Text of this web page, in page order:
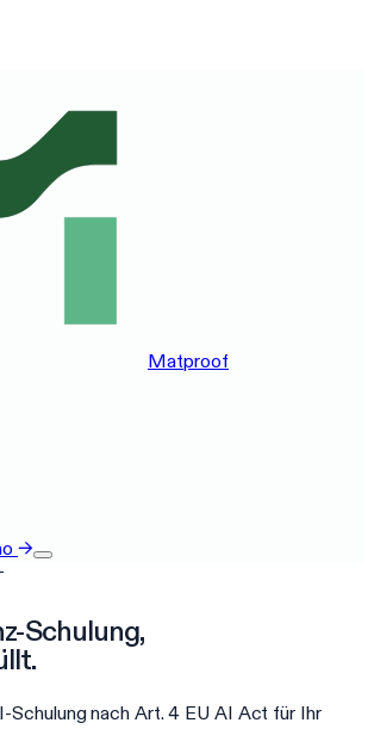
Matproof
→
Schulung,
Schulung nach Art. 4 EU AI Act für Ihr